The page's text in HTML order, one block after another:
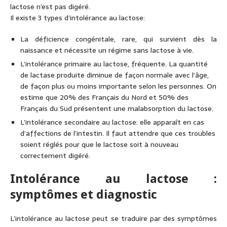
lactose n’est pas digéré.
Il existe 3 types d’intolérance au lactose:
La déficience congénitale, rare, qui survient dès la
naissance et nécessite un régime sans lactose à vie.
L’intolérance primaire au lactose, fréquente. La quantité
de lactase produite diminue de façon normale avec l’âge,
de façon plus ou moins importante selon les personnes. On
estime que 20% des Français du Nord et 50% des
Français du Sud présentent une malabsorption du lactose.
L’intolérance secondaire au lactose: elle apparaît en cas
d’affections de l’intestin. Il faut attendre que ces troubles
soient réglés pour que le lactose soit à nouveau
correctement digéré.
Intolérance au lactose :
symptômes et diagnostic
L’intolérance au lactose peut se traduire par des symptômes